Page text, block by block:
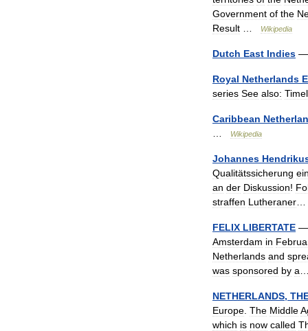
Government of the
Result
Wikipedia
Dutch East Indies
Royal Netherlands
series See also:
Caribbean
Wikipedia
Johannes
Qualitätssicherung
an der Diskussion!
straffen Lutheraner
FELIX LIBERTATE —
Amsterdam in
Netherlands and
was sponsored by a
NETHERLANDS,
Europe The Middle
which is now called